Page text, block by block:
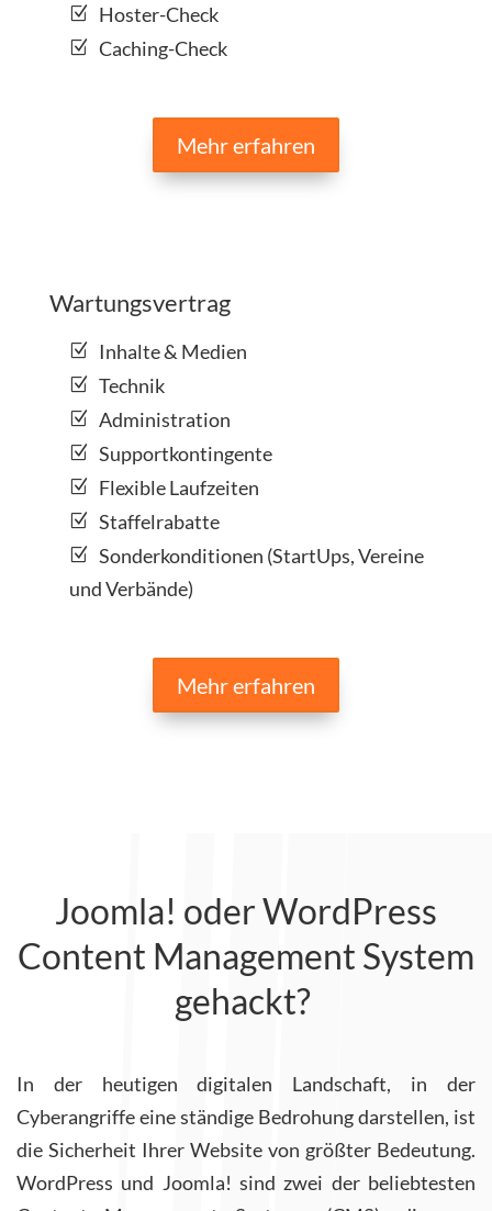
Hoster-Check
Caching-Check
Mehr erfahren
Wartungsvertrag
Inhalte & Medien
Technik
Administration
Supportkontingente
Flexible Laufzeiten
Staffelrabatte
Sonderkonditionen (StartUps, Vereine
und Verbände)
Mehr erfahren
Joomla! oder WordPress
Content Management System
gehackt?
In der heutigen digitalen Landschaft, in der
Cyberangriffe eine ständige Bedrohung darstellen, ist
die Sicherheit Ihrer Website von größter Bedeutung.
WordPress und Joomla! sind zwei der beliebtesten